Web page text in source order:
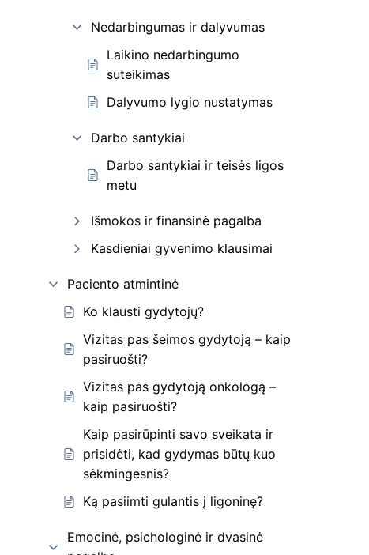
Nedarbingumas ir dalyvumas
Laikino nedarbingumo
suteikimas
Dalyvumo lygio nustatymas
Darbo santykiai
Darbo santykiai ir teisės ligos
metu
Išmokos ir finansinė pagalba
Kasdieniai gyvenimo klausimai
Paciento atmintinė
Ko klausti gydytojų?
Vizitas pas šeimos gydytoją – kaip
pasiruošti?
Vizitas pas gydytoją onkologą –
kaip pasiruošti?
Kaip pasirūpinti savo sveikata ir
prisidėti, kad gydymas būtų kuo
sėkmingesnis?
Ką pasiimti gulantis į ligoninę?
Emocinė, psichologinė ir dvasinė